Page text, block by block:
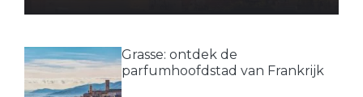
Grasse: ontdek de
parfumhoofdstad van Frankrijk